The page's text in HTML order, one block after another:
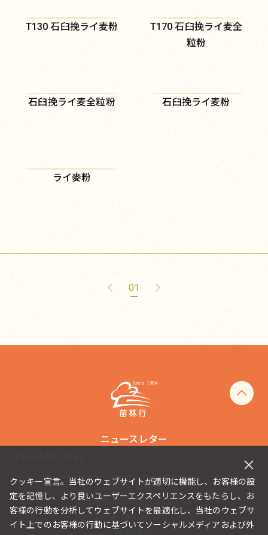
T130 石臼挽ライ麦粉
T170 石臼挽ライ麦全
粒粉
石臼挽ライ麦全粒粉 石臼挽ライ麦粉
ライ麥粉
01
クッキー宣言。当社のウェブサイトが適切に機能し、お客様の設
定を記憶し、より良いユーザーエクスペリエンスをもたらし、お
客様の行動を分析してウェブサイトを最適化し、当社のウェブサ
イト上でのお客様の行動に基づいてソーシャルメディアおよび外
ニュースレター
お問い合わせ
hello@miaolinfoods.com.tw
02 - 2658 - 9848